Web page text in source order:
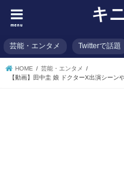
キ
menu
芸能・エンタメ Twitterで話題
HOME
芸能・エンタメ
【動画】田中圭 娘 ドクターX出演シーン